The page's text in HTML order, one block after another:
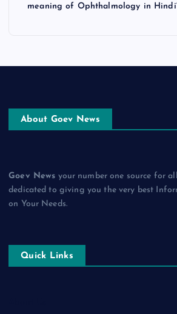
meaning of Ophthalmology in
About Goev News
Goev News your number one source for
dedicated to giving you the very best
on Your Needs.
Quick Links